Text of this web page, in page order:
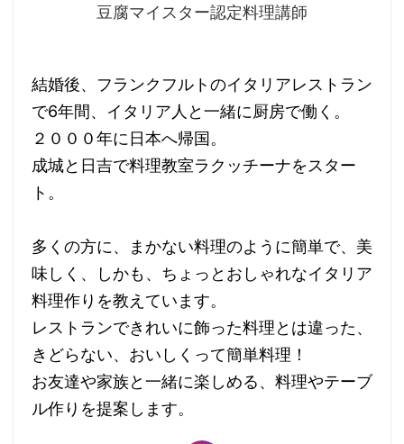
豆腐マイスター認定料理講師
結婚後、フランクフルトのイタリアレストラン
で6年間、イタリア人と一緒に厨房で働く。
２０００年に日本へ帰国。
成城と日吉で料理教室ラクッチーナをスター
ト。
多くの方に、まかない料理のように簡単で、美
味しく、しかも、ちょっとおしゃれなイタリア
料理作りを教えています。
レストランできれいに飾った料理とは違った、
きどらない、おいしくって簡単料理！
お友達や家族と一緒に楽しめる、料理やテーブ
ル作りを提案します。